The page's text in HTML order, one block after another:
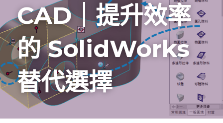
IronCAD Mechanical
IronCAD Translator圖檔轉換器
KeyShot for IronCAD
Multiphysics for IronCAD (CAE)
為什麼選擇IronCAD
IronCAD原廠授權代理
IronCAD高效設計優勢
IronCAD全方位3D設計
ENCY CAM
為什麼選擇 ENCY
ENCY 產品模組
ENCY 台灣官方代理
明日學院
產業應用案例
技術知識補帖
課程資訊
IronCAD 課程時間
聯絡我們
CAD｜提升效率
的 SolidWorks
替代選擇